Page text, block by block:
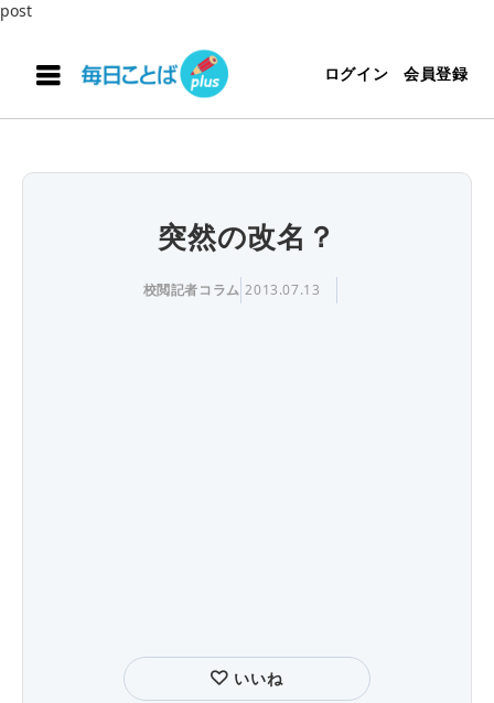
post
ログイン 会員登録
突然の改名？
校閲記者コラム 2013.07.13
いいね